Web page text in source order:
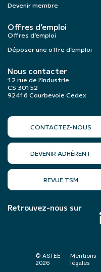
Devenir membre
Offres d’emploi
Offres d’emploi
Déposer une offre d’emploi
Nous contacter
12 rue de l’Industrie
CS 30152
92416 Courbevoie Cedex
CONTACTEZ-NOUS
DEVENIR ADHÉRENT
REVUE TSM
Retrouvez-nous sur
© ASTEE
2026
Mentions
légales